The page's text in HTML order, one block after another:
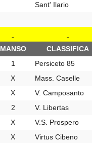
Sant' Ilario
MANSO
CLASSIFICA
1
Persiceto 85
X
Mass. Caselle
X
V. Camposanto
2
V. Libertas
X
V.S. Prospero
X
Virtus Cibeno